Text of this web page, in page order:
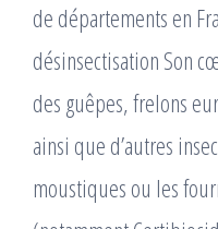
de départements en
désinsectisation Son
des guêpes, frelons
ainsi que d’autres
moustiques ou les